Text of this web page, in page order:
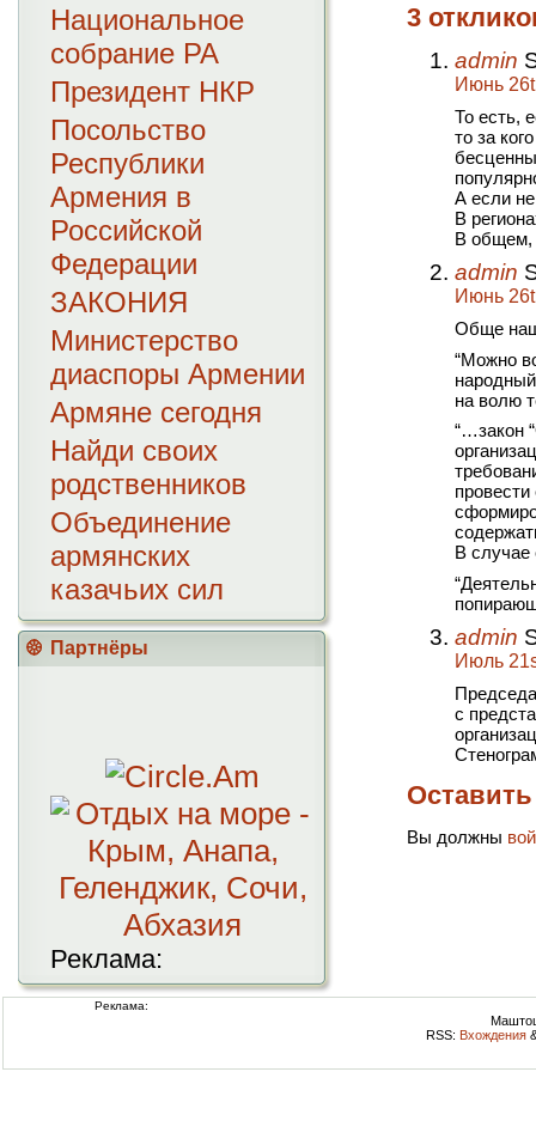
Национальное
собрание РА
Президент НКР
Посольство
Республики
Армения в
Российской
Федерации
ЗАКОНИЯ
Министерство
диаспоры Армении
Армяне сегодня
Найди своих
родственников
Объединение
армянских
казачьих сил
Партнёры
Реклама:
3
admin
Июнь
То есть,
то за
А если не
В
В общем,
admin
Июнь
Обще
“Можно
на волю
“…закон
В случае
admin
Июль
с
Вы должны
Реклама:
RSS: Вхождения